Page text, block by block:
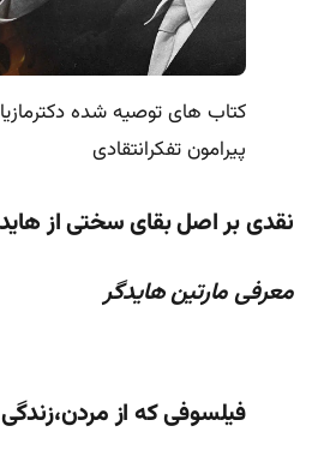
کتاب های توصیه شده
پیرامون تفکرانتقادی
نقدی بر اصل بقای سختی از
معرفی مارتین هایدگر
فیلسوفی که از مردن،زندگی